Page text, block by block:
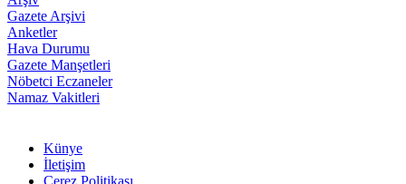
Gazete Arşivi
Anketler
Hava Durumu
Gazete Manşetleri
Nöbetci Eczaneler
Namaz Vakitleri
Künye
İletişim
Çerez Politikası